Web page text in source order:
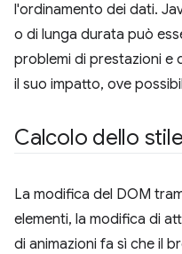
l'ordinamento dei dati.
o di lunga durata può
problemi di prestazioni e
il suo impatto, ove
Calcolo dello stile
La modifica del DOM
elementi, la modifica di
di animazioni fa sì che il